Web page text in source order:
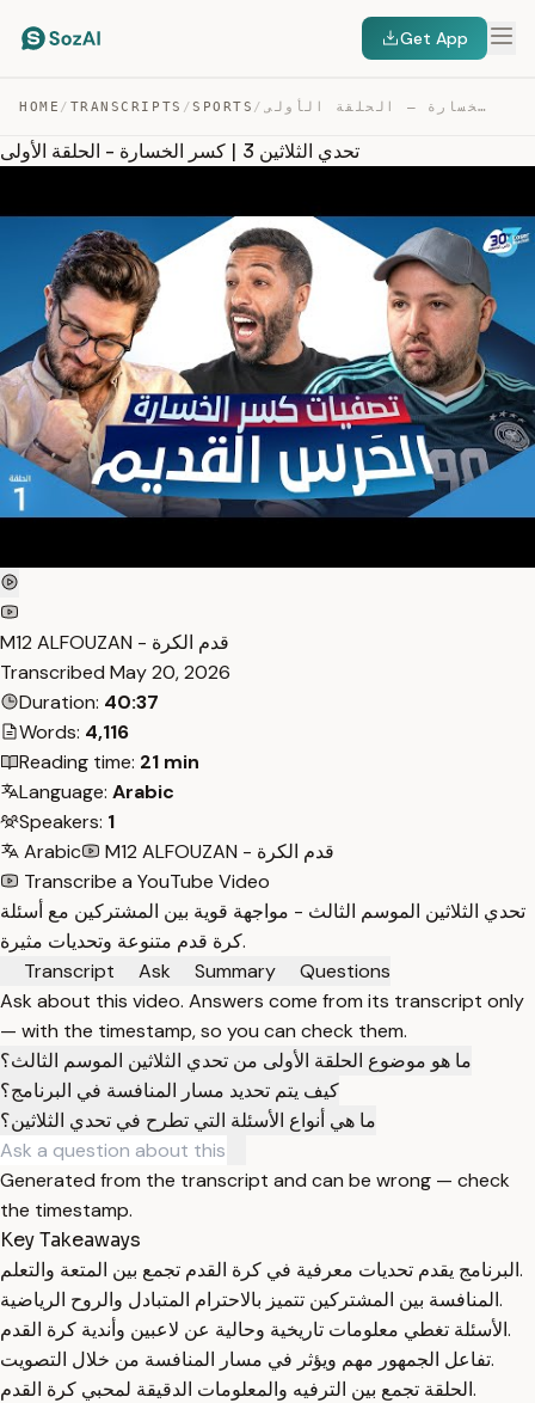
Get App
HOME / TRANSCRIPTS /SPORTS / تحدي الثلاثين 3 | كسر الخسارة – الحلقة الأولى — TRANSCRIPT
تحدي الثلاثين 3 | كسر الخسارة - الحلقة الأولى
M12 ALFOUZAN - قدم الكرة
Transcribed May 20, 2026
Duration: 40:37
Words: 4,116
Reading time: 21 min
Language: Arabic
Speakers: 1
Arabic
M12 ALFOUZAN - قدم الكرة
Transcribe a YouTube Video
تحدي الثلاثين الموسم الثالث - مواجهة قوية بين المشتركين مع أسئلة
كرة قدم متنوعة وتحديات مثيرة.
Transcript
Ask Summary
Questions
Ask about this video. Answers come from its transcript only
— with the timestamp, so you can check them.
ما هو موضوع الحلقة الأولى من تحدي الثلاثين الموسم الثالث؟
كيف يتم تحديد مسار المنافسة في البرنامج؟
ما هي أنواع الأسئلة التي تطرح في تحدي الثلاثين؟
Generated from the transcript and can be wrong — check
the timestamp.
Key Takeaways
البرنامج يقدم تحديات معرفية في كرة القدم تجمع بين المتعة والتعلم.
المنافسة بين المشتركين تتميز بالاحترام المتبادل والروح الرياضية.
الأسئلة تغطي معلومات تاريخية وحالية عن لاعبين وأندية كرة القدم.
تفاعل الجمهور مهم ويؤثر في مسار المنافسة من خلال التصويت.
الحلقة تجمع بين الترفيه والمعلومات الدقيقة لمحبي كرة القدم.